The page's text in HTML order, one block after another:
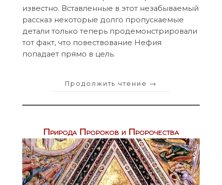
известно. Вставленные в этот незабываемый
рассказ некоторые долго пропускаемые
детали только теперь продемонстрировали
тот факт, что повествование Нефия
попадает прямо в цель.
Продолжить чтение →
Природа Пророков и Пророчества